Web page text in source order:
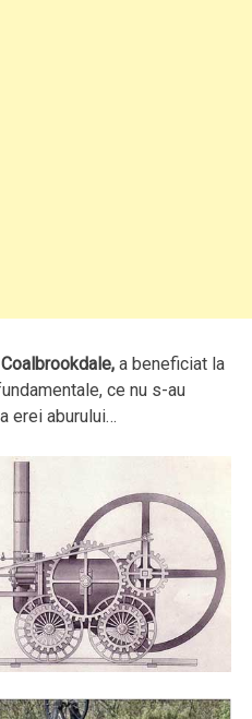
Coalbrookdale, a beneficiat la
ce nu s-au
erei aburului…